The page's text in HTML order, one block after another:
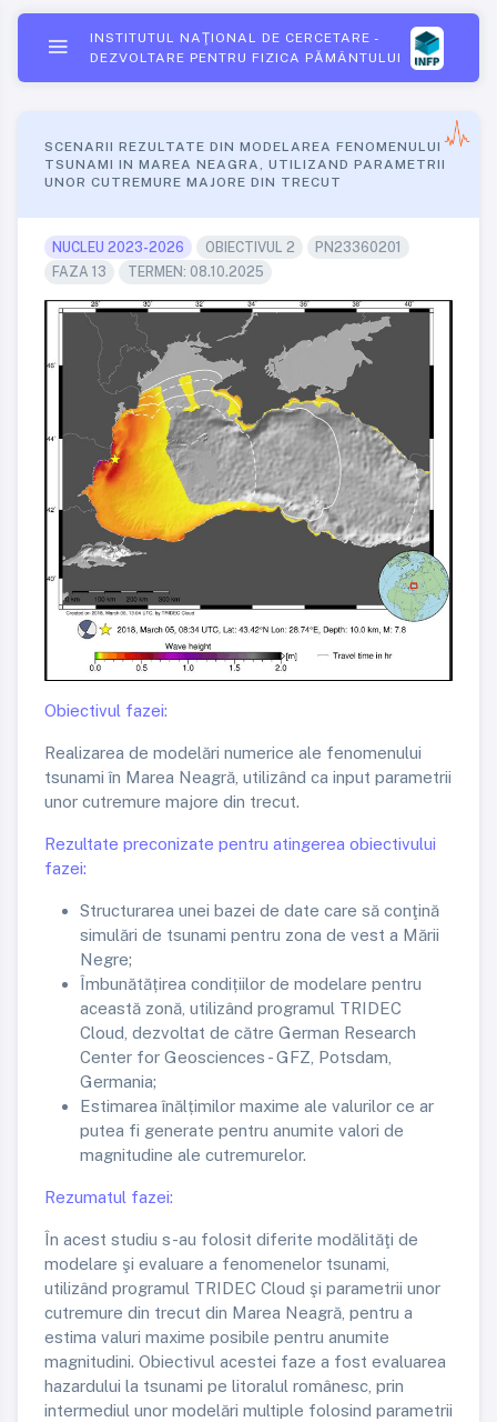
INSTITUTUL NAŢIONAL DE CERCETARE -
DEZVOLTARE PENTRU FIZICA PĂMÂNTULUI
SCENARII REZULTATE DIN MODELAREA FENOMENULUI
TSUNAMI IN MAREA NEAGRA, UTILIZAND PARAMETRII
UNOR CUTREMURE MAJORE DIN TRECUT
NUCLEU 2023-2026 OBIECTIVUL 2
PN23360201
FAZA 13
TERMEN: 08.10.2025
Obiectivul fazei:
Realizarea de modelări numerice ale fenomenului
tsunami în Marea Neagră, utilizând ca input parametrii
unor cutremure majore din trecut.
Rezultate preconizate pentru atingerea obiectivului
fazei:
Structurarea unei bazei de date care să conţină
simulări de tsunami pentru zona de vest a Mării
Negre;
Îmbunătățirea condițiilor de modelare pentru
această zonă, utilizând programul TRIDEC
Cloud, dezvoltat de către German Research
Center for Geosciences - GFZ, Potsdam,
Germania;
Estimarea înălțimilor maxime ale valurilor ce ar
putea fi generate pentru anumite valori de
magnitudine ale cutremurelor.
Rezumatul fazei:
În acest studiu s-au folosit diferite modălităţi de
modelare şi evaluare a fenomenelor tsunami,
utilizând programul TRIDEC Cloud şi parametrii unor
cutremure din trecut din Marea Neagră, pentru a
estima valuri maxime posibile pentru anumite
magnitudini. Obiectivul acestei faze a fost evaluarea
hazardului la tsunami pe litoralul românesc, prin
intermediul unor modelări multiple folosind parametrii